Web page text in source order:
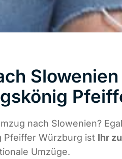
nach Slowenien?
Pfeiffer Würzburg ist Ihr
Umzüge.